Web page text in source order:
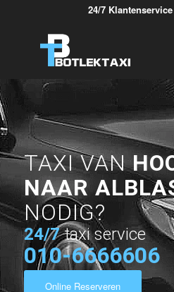
24/7 Klantenservice
TAXI VAN
NAAR
NODIG?
24/7 taxi service
010-6666606
Online Reserveren